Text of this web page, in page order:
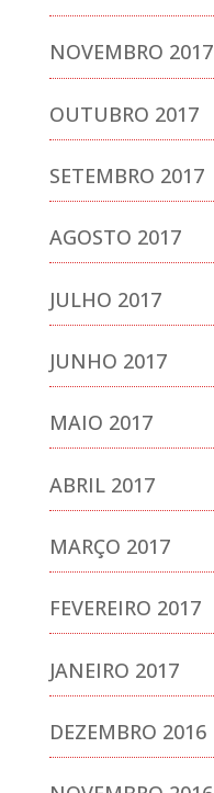
NOVEMBRO 2017
OUTUBRO 2017
SETEMBRO 2017
AGOSTO 2017
JULHO 2017
JUNHO 2017
MAIO 2017
ABRIL 2017
MARÇO 2017
FEVEREIRO 2017
JANEIRO 2017
DEZEMBRO 2016